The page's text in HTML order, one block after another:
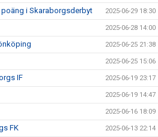
poäng i Skaraborgsderbyt 2025-06-29 18:30
2025-06-28 14:00
2025-06-25 21:38
2025-06-25 15:06
IF 2025-06-19 23:17
2025-06-19 14:47
2025-06-16 18:09
FK 2025-06-13 22:14